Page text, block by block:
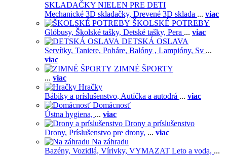
SKLADAČKY NIELEN PRE DETI
Mechanické 3D skladačky, Drevené 3D sklada ... viac
ŠKOLSKÉ POTREBY
Glóbusy, Školské tašky, Detské tašky, Pera ... viac
DETSKÁ OSLAVA
Servítky, Taniere, Poháre, Balóny , Lampióny, Sv ...
viac
ZIMNÉ ŠPORTY
... viac
Hračky
Bábiky a príslušenstvo, Autíčka a autodrá ... viac
Domácnosť
Ústna hygiena, ... viac
Drony a príslušenstvo
Drony, Príslušenstvo pre drony, ... viac
Na záhradu
Bazény, Vozidlá, Vírivky, VYMAZAT Leto a voda, ...